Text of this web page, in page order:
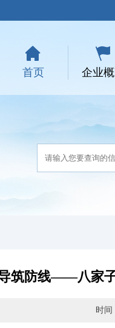
首页 企业
筑防线——八家
时间